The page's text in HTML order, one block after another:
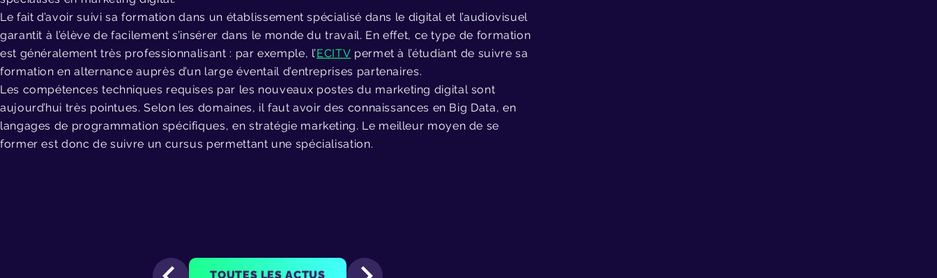
Le fait d’avoir suivi sa formation dans un établissement spécialisé dans le digital et l’audiovisuel
garantit à l’élève de facilement s’insérer dans le monde du travail. En effet, ce type de formation
est généralement très professionnalisant : par exemple, l’ECITV permet à l’étudiant de suivre sa
formation en alternance auprès d’un large éventail d’entreprises partenaires.
Les compétences techniques requises par les nouveaux postes du marketing digital sont
aujourd’hui très pointues. Selon les domaines, il faut avoir des connaissances en Big Data, en
langages de programmation spécifiques, en stratégie marketing. Le meilleur moyen de se
former est donc de suivre un cursus permettant une spécialisation.
TOUTES LES ACTUS